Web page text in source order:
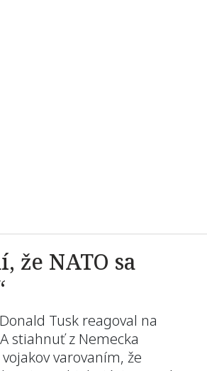
že NATO sa
Tusk reagoval na
stiahnuť z Nemecka
varovaním, že